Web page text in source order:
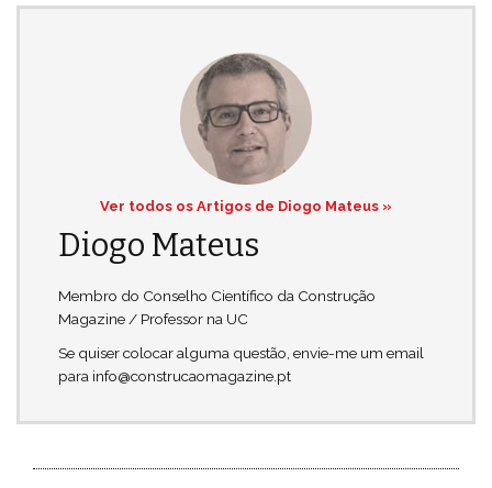
Ver todos os Artigos de Diogo Mateus »
Diogo Mateus
Membro do Conselho Científico da Construção
Magazine / Professor na UC
Se quiser colocar alguma questão, envie-me um email
para info@construcaomagazine.pt